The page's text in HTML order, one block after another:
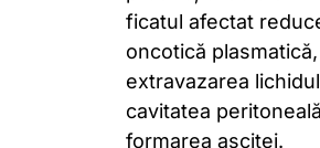
ficatul afectat
oncotică
extravazarea
cavitatea
formarea ascitei.